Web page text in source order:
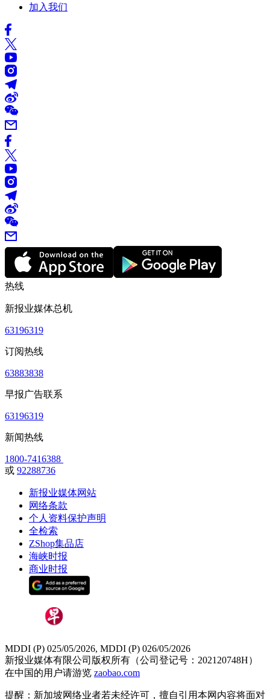
加入我们
热线
新报业媒体总机
63196319
订阅热线
63883838
早报广告联系
63196319
新闻热线
1800-7416388
或 92288736
新报业媒体网站
网络条款
个人资料保护声明
全检索
ZShop集品店
海峡时报
商业时报
MDDI (P) 025/05/2026, MDDI (P) 026/05/2026
新报业媒体有限公司版权所有（公司登记号：202120748H）
在中国的用户请游览 zaobao.com
提醒：新加坡网络业者若未经许可，擅自引用本网内容将面对